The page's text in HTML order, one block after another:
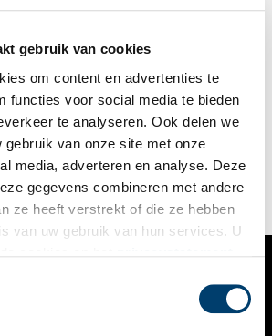
gebruik van cookies
om content en advertenties te
functies voor social media te bieden
te analyseren. Ook delen we
gebruik van onze site met onze
media, adverteren en analyse. Deze
gegevens combineren met andere
ze heeft verstrekt of die ze hebben
van uw gebruik van hun services. U
molentaal bestaat? Door de wieken
te zetten kon de molenaar
aan zijn omgeving. Dit gebeurde in
oorlog en verzet. Ook nu nog
speciale molentaal. De redactie van
ging op bezoek bij Molen de Adriaan
over de verschillende betekenissen.